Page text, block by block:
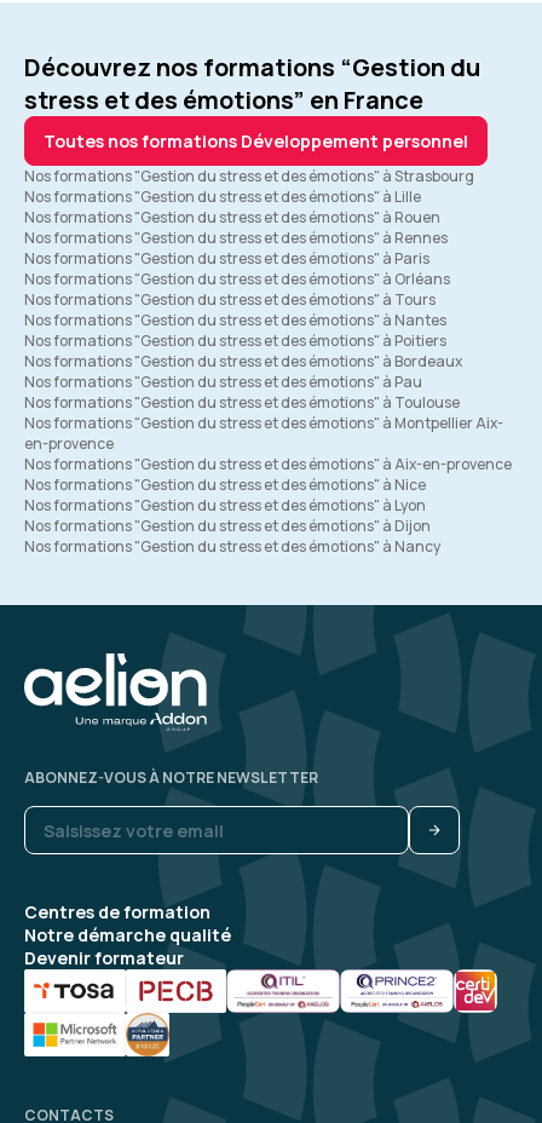
5
Formation : Confiance en soi et affirmation
Découvrez nos formations “Gestion du
stress et des émotions” en France
Toutes nos formations Développement personnel
Nos formations "Gestion du stress et des émotions" à Strasbourg
Nos formations "Gestion du stress et des émotions" à Lille
Nos formations "Gestion du stress et des émotions" à Rouen
Nos formations "Gestion du stress et des émotions" à Rennes
Nos formations "Gestion du stress et des émotions" à Paris
Nos formations "Gestion du stress et des émotions" à Orléans
Nos formations "Gestion du stress et des émotions" à Tours
Nos formations "Gestion du stress et des émotions" à Nantes
Nos formations "Gestion du stress et des émotions" à Poitiers
Nos formations "Gestion du stress et des émotions" à Bordeaux
Nos formations "Gestion du stress et des émotions" à Pau
Nos formations "Gestion du stress et des émotions" à Toulouse
Nos formations "Gestion du stress et des émotions" à Montpellier Aix-
en-provence
Nos formations "Gestion du stress et des émotions" à Aix-en-provence
Nos formations "Gestion du stress et des émotions" à Nice
Nos formations "Gestion du stress et des émotions" à Lyon
Nos formations "Gestion du stress et des émotions" à Dijon
Nos formations "Gestion du stress et des émotions" à Nancy
Centres de formation
Notre démarche qualité
Devenir formateur
ABONNEZ-VOUS À NOTRE NEWSLETTER
CONTACTS